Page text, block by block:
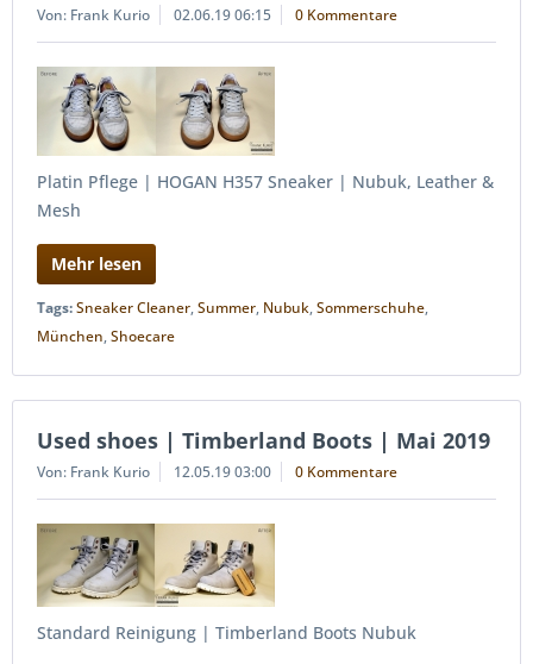
Von: Frank Kurio 02.06.19 06:15 0 Kommentare
Platin Pflege | HOGAN H357 Sneaker | Nubuk, Leather &
Mesh
Mehr lesen
Tags:Sneaker Cleaner,Summer, Nubuk,Sommerschuhe,
München,Shoecare
Used shoes | Timberland Boots | Mai 2019
Von: Frank Kurio 12.05.19 03:00 0 Kommentare
Standard Reinigung | Timberland Boots Nubuk